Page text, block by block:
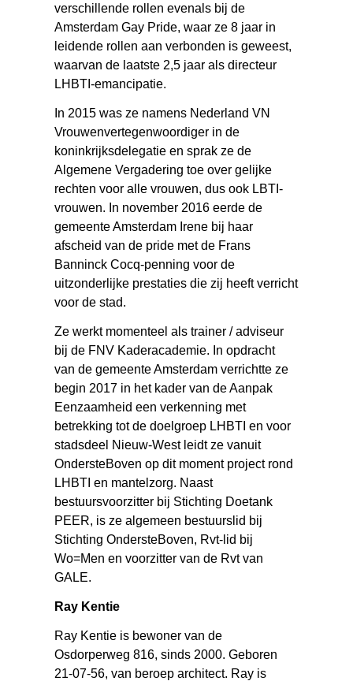
verschillende rollen evenals bij de
Amsterdam Gay Pride, waar ze 8 jaar in
leidende rollen aan verbonden is geweest,
waarvan de laatste 2,5 jaar als directeur
LHBTI-emancipatie.
In 2015 was ze namens Nederland VN
Vrouwenvertegenwoordiger in de
koninkrijksdelegatie en sprak ze de
Algemene Vergadering toe over gelijke
rechten voor alle vrouwen, dus ook LBTI-
vrouwen. In november 2016 eerde de
gemeente Amsterdam Irene bij haar
afscheid van de pride met de Frans
Banninck Cocq-penning voor de
uitzonderlijke prestaties die zij heeft verricht
voor de stad.
Ze werkt momenteel als trainer / adviseur
bij de FNV Kaderacademie. In opdracht
van de gemeente Amsterdam verrichtte ze
begin 2017 in het kader van de Aanpak
Eenzaamheid een verkenning met
betrekking tot de doelgroep LHBTI en voor
stadsdeel Nieuw-West leidt ze vanuit
OndersteBoven op dit moment project rond
LHBTI en mantelzorg. Naast
bestuursvoorzitter bij Stichting Doetank
PEER, is ze algemeen bestuurslid bij
Stichting OndersteBoven, Rvt-lid bij
Wo=Men en voorzitter van de Rvt van
GALE.
Ray Kentie
Ray Kentie is bewoner van de
Osdorperweg 816, sinds 2000. Geboren
21-07-56, van beroep architect. Ray is